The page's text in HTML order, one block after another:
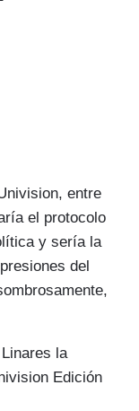
entre
el protocolo
y sería la
del
la
Edición